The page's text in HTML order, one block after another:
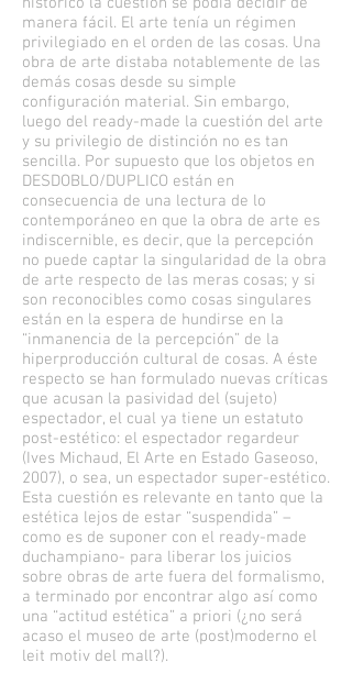
manera fácil. El arte tenía un régimen
privilegiado en el orden de las cosas. Una
obra de arte distaba notablemente de las
demás cosas desde su simple
configuración material. Sin embargo,
luego del ready-made la cuestión del arte
y su privilegio de distinción no es tan
sencilla. Por supuesto que los objetos en
DESDOBLO/DUPLICO están en
consecuencia de una lectura de lo
contemporáneo en que la obra de arte es
indiscernible, es decir, que la percepción
no puede captar la singularidad de la obra
de arte respecto de las meras cosas; y si
son reconocibles como cosas singulares
están en la espera de hundirse en la
“inmanencia de la percepción” de la
hiperproducción cultural de cosas. A éste
respecto se han formulado nuevas críticas
que acusan la pasividad del (sujeto)
espectador, el cual ya tiene un estatuto
post-estético: el espectador regardeur
(Ives Michaud, El Arte en Estado Gaseoso,
2007), o sea, un espectador super-estético.
Esta cuestión es relevante en tanto que la
estética lejos de estar “suspendida” –
como es de suponer con el ready-made
duchampiano- para liberar los juicios
sobre obras de arte fuera del formalismo,
a terminado por encontrar algo así como
una “actitud estética” a priori (¿no será
acaso el museo de arte (post)moderno el
leit motiv del mall?).